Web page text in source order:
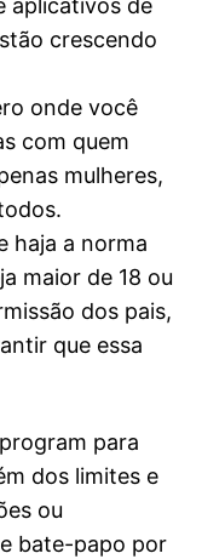
aplicativos de
crescendo
onde você
com quem
mulheres,
haja a norma
maior de 18 ou
dos pais,
que essa
para
dos limites e
ou
bate-papo por